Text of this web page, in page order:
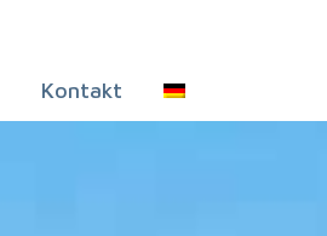
Kontakt